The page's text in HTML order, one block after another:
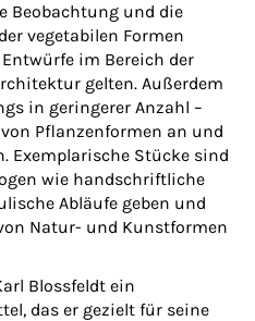
Beobachtung und die
vegetabilen Formen
im Bereich der
gelten. Außerdem
in geringerer Anzahl –
Pflanzenformen an und
Exemplarische Stücke sind
wie handschriftliche
Abläufe geben und
Natur- und Kunstformen
Blossfeldt ein
das er gezielt für seine